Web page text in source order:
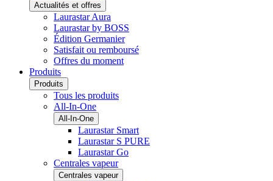
Actualités et offres
Laurastar Aura
Laurastar by BOSS
Édition Germanier
Satisfait ou remboursé
Offres du moment
Produits
Produits
Tous les produits
All-In-One
All-In-One
Laurastar Smart
Laurastar S PURE
Laurastar Go
Centrales vapeur
Centrales vapeur